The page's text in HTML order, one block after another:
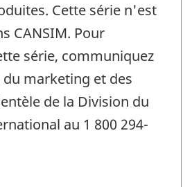
Cette série n'est
CANSIM. Pour
série, communiquez
du marketing et des
de la Division du
au 1 800 294-